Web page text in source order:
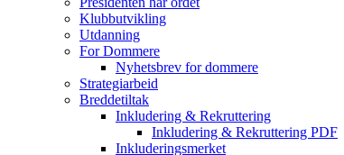
Klubbutvikling
Utdanning
For Dommere
Nyhetsbrev for dommere
Strategiarbeid
Breddetiltak
Inkludering & Rekruttering
Inkludering & Rekruttering PDF
Inkluderingsmerket